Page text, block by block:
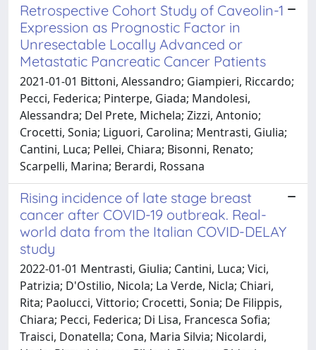
Retrospective Cohort Study of Caveolin-1
Expression as Prognostic Factor in
Unresectable Locally Advanced or
Metastatic Pancreatic Cancer Patients
2021-01-01 Bittoni, Alessandro; Giampieri, Riccardo;
Pecci, Federica; Pinterpe, Giada; Mandolesi,
Alessandra; Del Prete, Michela; Zizzi, Antonio;
Crocetti, Sonia; Liguori, Carolina; Mentrasti, Giulia;
Cantini, Luca; Pellei, Chiara; Bisonni, Renato;
Scarpelli, Marina; Berardi, Rossana
Rising incidence of late stage breast
cancer after COVID-19 outbreak. Real-
world data from the Italian COVID-DELAY
study
2022-01-01 Mentrasti, Giulia; Cantini, Luca; Vici,
Patrizia; D'Ostilio, Nicola; La Verde, Nicla; Chiari,
Rita; Paolucci, Vittorio; Crocetti, Sonia; De Filippis,
Chiara; Pecci, Federica; Di Lisa, Francesca Sofia;
Traisci, Donatella; Cona, Maria Silvia; Nicolardi,